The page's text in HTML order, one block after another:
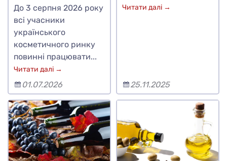
До 3 серпня 2026 року
всі учасники
українського
косметичного ринку
повинні працювати...
Читати далі →
01.07.2026
Читати далі →
25.11.2025